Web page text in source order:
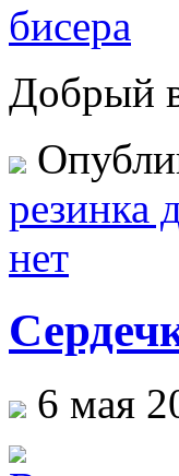
Добрый
резинка
нет
6 мая